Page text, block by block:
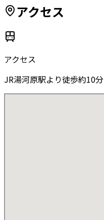
アクセス
アクセス
JR湯河原駅より徒歩約10分